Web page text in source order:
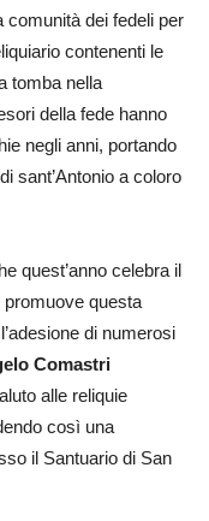
comunità dei fedeli per
contenenti le
tomba nella
della fede hanno
negli anni, portando
sant’Antonio a coloro
quest’anno celebra il
promuove questa
di numerosi
Comastri
alle reliquie
così una
il Santuario di San